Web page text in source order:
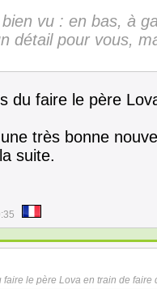
vu : en bas, à
détail pour vous,
du faire le père
très bonne
suite.
faire le père Lova en train de faire